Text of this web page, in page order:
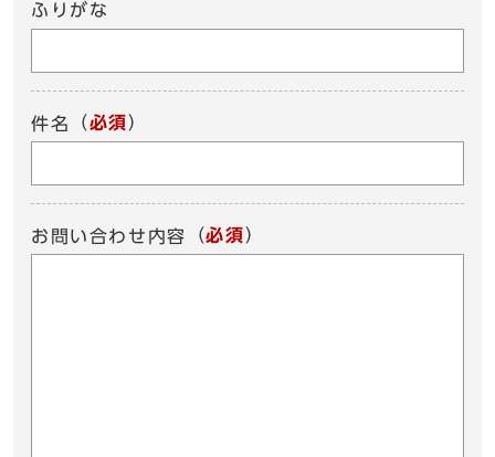
ふりがな
件名 （必須）
お問い合わせ内容 （必須）